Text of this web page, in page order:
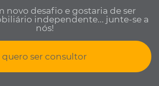
novo desafio e gostaria de ser
independente... junte-se a
nós!
quero ser consultor